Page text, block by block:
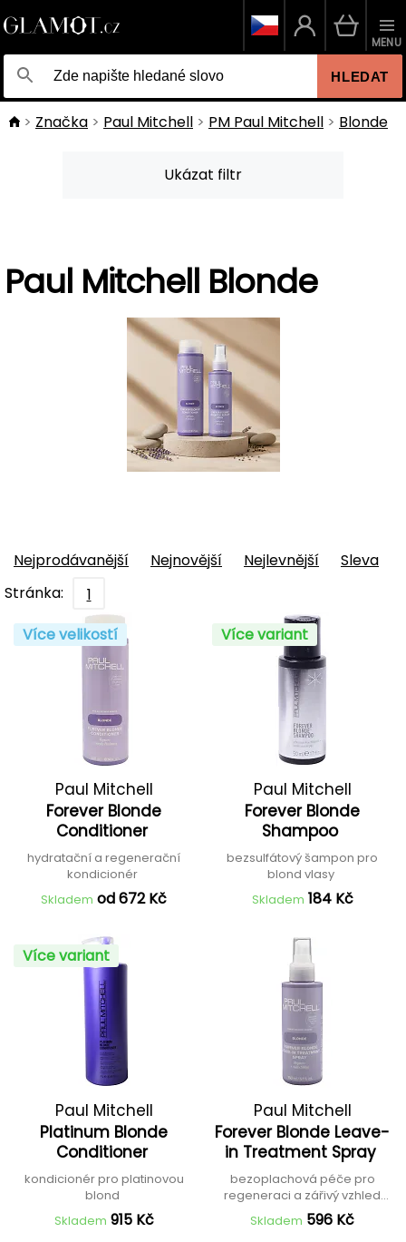
HLEDAT
MENU
Značka Paul Mitchell PM Paul Mitchell Blonde
Ukázat filtr
Paul Mitchell Blonde
Nejprodávanější Nejnovější Nejlevnější
Sleva
Stránka:
1
Více velikostí
Paul Mitchell
Forever Blonde
Conditioner
hydratační a regenerační
kondicionér
Skladem od 672 Kč
Více variant
Paul Mitchell
Forever Blonde
Shampoo
bezsulfátový šampon pro
blond vlasy
Skladem 184 Kč
Více variant
Paul Mitchell
Platinum Blonde
Conditioner
kondicionér pro platinovou
blond
Skladem 915 Kč
Paul Mitchell
Forever Blonde Leave-
in Treatment Spray
bezoplachová péče pro
regeneraci a zářivý vzhled
blond vlasů
Skladem 596 Kč